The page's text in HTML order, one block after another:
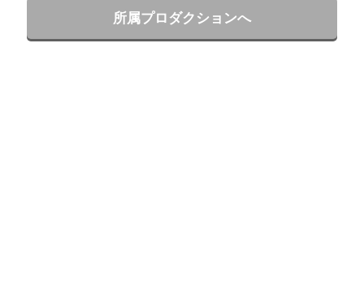
所属プロダクションへ